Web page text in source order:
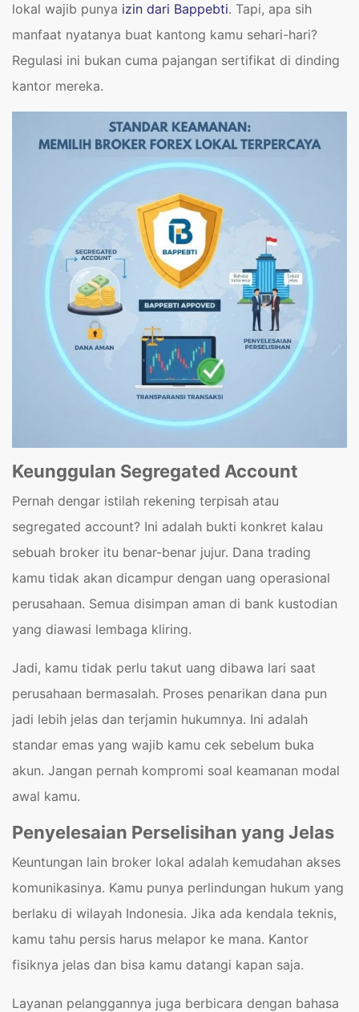
lokal wajib punya izin dari Bappebti. Tapi, apa sih
manfaat nyatanya buat kantong kamu sehari-hari?
Regulasi ini bukan cuma pajangan sertifikat di dinding
kantor mereka.
Keunggulan Segregated Account
Pernah dengar istilah rekening terpisah atau
segregated account? Ini adalah bukti konkret kalau
sebuah broker itu benar-benar jujur. Dana trading
kamu tidak akan dicampur dengan uang operasional
perusahaan. Semua disimpan aman di bank kustodian
yang diawasi lembaga kliring.
Jadi, kamu tidak perlu takut uang dibawa lari saat
perusahaan bermasalah. Proses penarikan dana pun
jadi lebih jelas dan terjamin hukumnya. Ini adalah
standar emas yang wajib kamu cek sebelum buka
akun. Jangan pernah kompromi soal keamanan modal
awal kamu.
Penyelesaian Perselisihan yang Jelas
Keuntungan lain broker lokal adalah kemudahan akses
komunikasinya. Kamu punya perlindungan hukum yang
berlaku di wilayah Indonesia. Jika ada kendala teknis,
kamu tahu persis harus melapor ke mana. Kantor
fisiknya jelas dan bisa kamu datangi kapan saja.
Layanan pelanggannya juga berbicara dengan bahasa